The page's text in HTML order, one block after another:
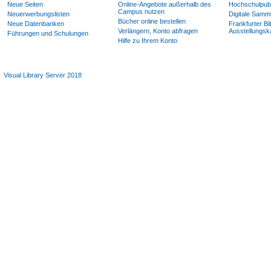
Neue Seiten
Neuerwerbungslisten
Neue Datenbanken
Führungen und Schulungen
Online-Angebote außerhalb des
Campus nutzen
Bücher online bestellen
Verlängern, Konto abfragen
Hilfe zu Ihrem Konto
Digitale
Frankfurter
Visual Library Server 2018